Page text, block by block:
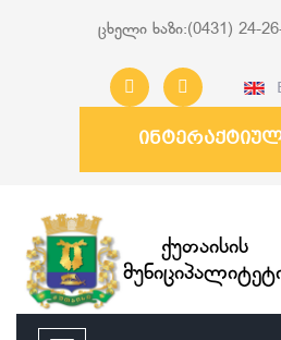
ცხელი ხაზი:(0431) 24-
ქუთაისის